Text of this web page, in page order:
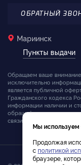
ОБРАТНЫЙ
Мариинск
Пункты выдачи
Обращаем ваше внимание
исключительно
является публичной
Гражданского кодекса
информации наличии и
обращайтесь к
связи на сайте или по
Мы используем
Продолжая
с политикой
браузере,